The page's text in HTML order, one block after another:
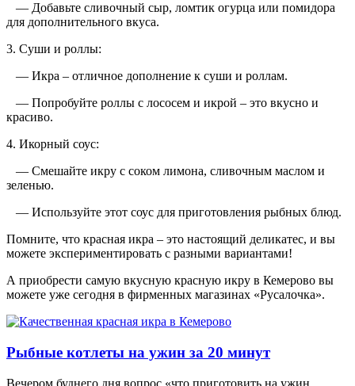
— Добавьте сливочный сыр, ломтик огурца или помидора
для дополнительного вкуса.
3. Суши и роллы:
— Икра – отличное дополнение к суши и роллам.
— Попробуйте роллы с лососем и икрой – это вкусно и
красиво.
4. Икорный соус:
— Смешайте икру с соком лимона, сливочным маслом и
зеленью.
— Используйте этот соус для приготовления рыбных блюд.
Помните, что красная икра – это настоящий деликатес, и вы
можете экспериментировать с разными вариантами!
А приобрести самую вкусную красную икру в Кемерово вы
можете уже сегодня в фирменных магазинах «Русалочка».
Рыбные котлеты на ужин за 20 минут
Вечером буднего дня вопрос «что приготовить на ужин